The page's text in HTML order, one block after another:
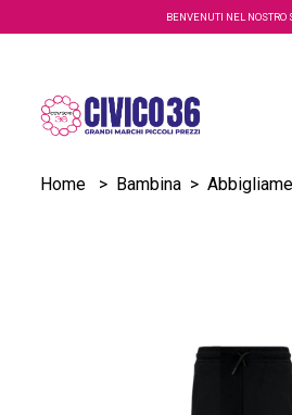
Salta al contenuto principaleBENVENUTI NEL NOSTRO
Home > Bambina >